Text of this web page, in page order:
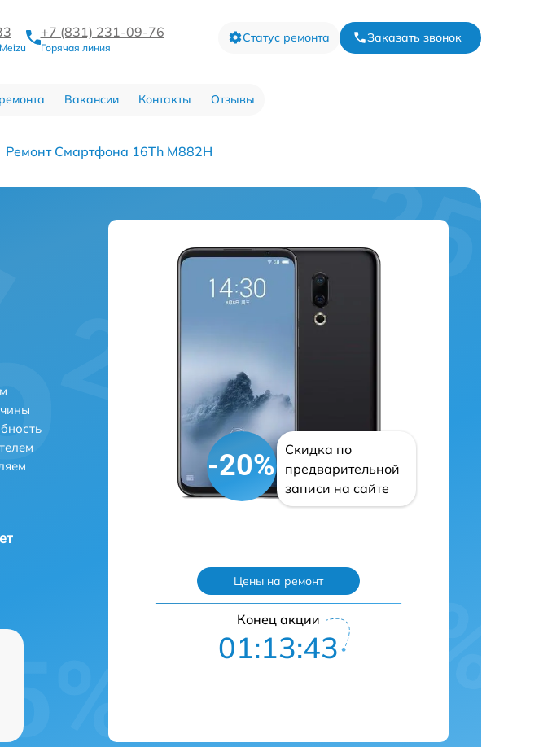
+7 (831) 231-09-76
Горячая линия
Статус ремонта Заказать звонок
Вакансии Контакты Отзывы
Ремонт Смартфона 16Th M882H
-20%
Скидка по
предварительной
записи на сайте
Цены на ремонт
Конец акции
01:13:42